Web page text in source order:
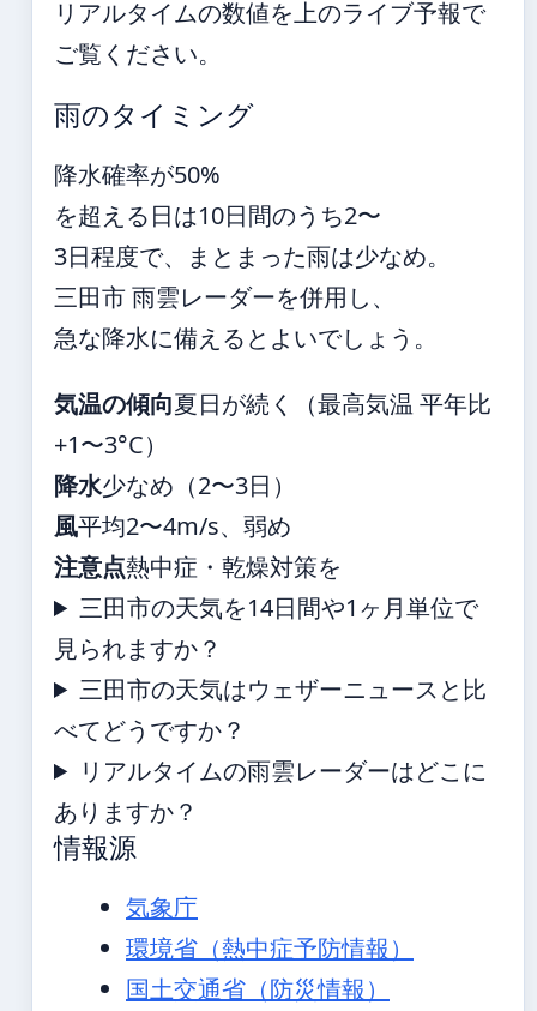
リアルタイムの数値を上のライブ予報で
ご覧ください。
雨のタイミング
降水確率が50%
を超える日は10日間のうち2〜
3日程度で、まとまった雨は少なめ。
三田市 雨雲レーダーを併用し、
急な降水に備えるとよいでしょう。
気温の傾向夏日が続く（最高気温 平年比
+1〜3°C）
降水少なめ（2〜3日）
風平均2〜4m/s、弱め
注意点熱中症・乾燥対策を
三田市の天気を14日間や1ヶ月単位で
見られますか？
三田市の天気はウェザーニュースと比
べてどうですか？
リアルタイムの雨雲レーダーはどこに
ありますか？
情報源
気象庁
環境省（熱中症予防情報）
国土交通省（防災情報）